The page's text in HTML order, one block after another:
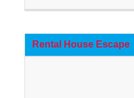
Rental House Escape